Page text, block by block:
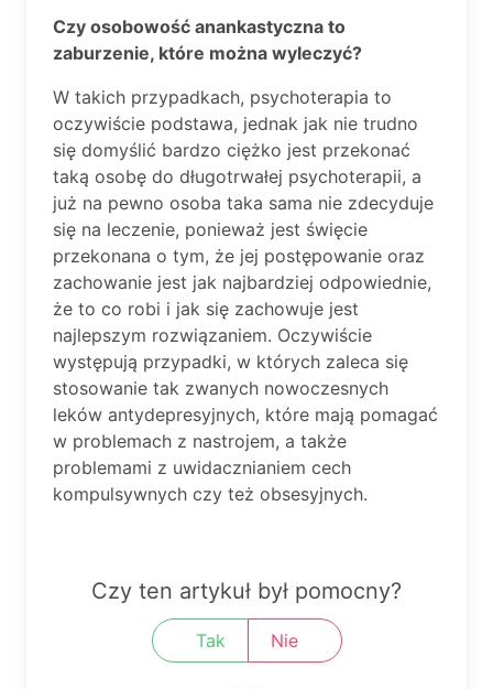
Czy osobowość anankastyczna to
zaburzenie, które można wyleczyć?
W takich przypadkach, psychoterapia to
oczywiście podstawa, jednak jak nie trudno
się domyślić bardzo ciężko jest przekonać
taką osobę do długotrwałej psychoterapii, a
już na pewno osoba taka sama nie zdecyduje
się na leczenie, ponieważ jest święcie
przekonana o tym, że jej postępowanie oraz
zachowanie jest jak najbardziej odpowiednie,
że to co robi i jak się zachowuje jest
najlepszym rozwiązaniem. Oczywiście
występują przypadki, w których zaleca się
stosowanie tak zwanych nowoczesnych
leków antydepresyjnych, które mają pomagać
w problemach z nastrojem, a także
problemami z uwidacznianiem cech
kompulsywnych czy też obsesyjnych.
Czy ten artykuł był pomocny?
Tak Nie